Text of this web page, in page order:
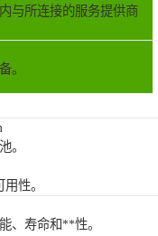
与所连接的服务提供商
。
。
性。
、寿命和**性。